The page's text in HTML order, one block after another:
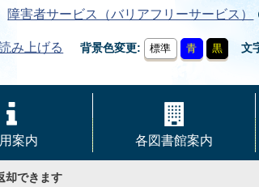
障害者サービス（バリアフリーサービス）
み上げる 背景色変更 標準 青 黒 文
案内 各図書館案内
却できます